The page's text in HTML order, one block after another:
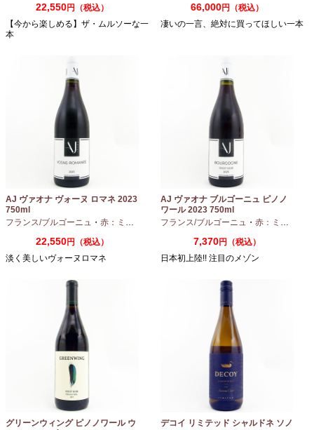
22,550円（税込）
【今から楽しめる】ザ・ムルソーな一
本
66,000円（税込）
凄いの一言、絶対に買ってほしい一本
AJ ヴァオナ ヴォーヌ ロマネ 2023
750ml
フランス/ブルゴーニュ ・ 赤：ミディアムボディ ・ピノノワール
22,550円（税込）
淡く美しいヴォーヌロマネ
AJ ヴァオナ ブルゴーニュ ピノノ
ワール 2023 750ml
フランス/ブルゴーニュ ・ 赤：ミディアムボディ
7,370円（税込）
日本初上陸!! 注目のメゾン
グリーンウィング ピノノワール ウ
デコイ リミテッド シャルドネ ソノ